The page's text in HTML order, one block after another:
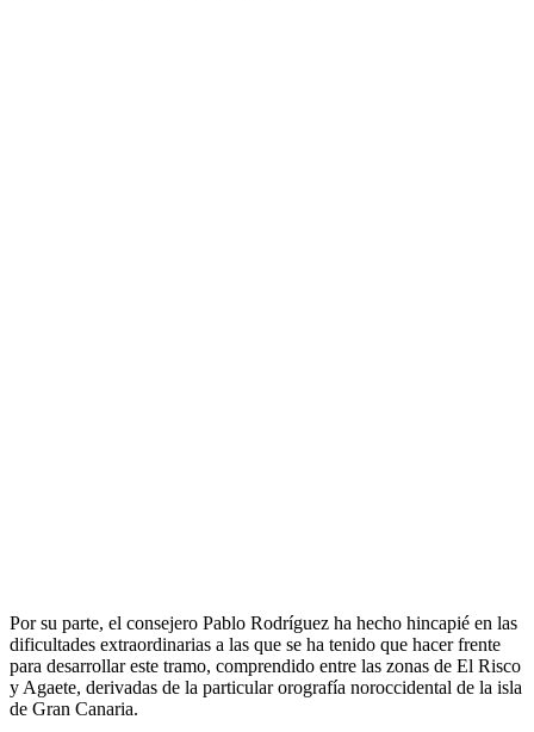
Por su parte, el consejero Pablo Rodríguez ha hecho hincapié en las
dificultades extraordinarias a las que se ha tenido que hacer frente
para desarrollar este tramo, comprendido entre las zonas de El Risco
y Agaete, derivadas de la particular orografía noroccidental de la isla
de Gran Canaria.